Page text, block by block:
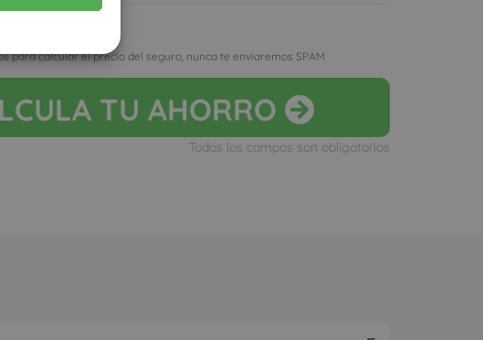
y RGPD
para calcular el precio del seguro, nunca te enviaremos SPAM
TU AHORRO
Todos los campos son obligatorios